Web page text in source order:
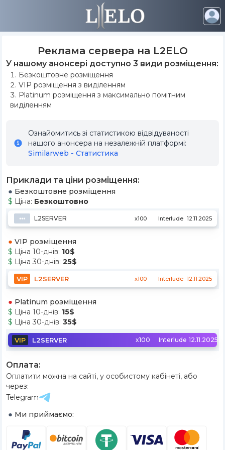
Реклама сервера на L2ELO
У нашому анонсері доступно 3 види розміщення:
Безкоштовне розміщення
VIP розміщення з виділенням
Platinum розміщення з максимально помітним
виділенням
Ознайомитись зі статистикою відвідуваності
нашого анонсера на незалежній платформі:
Similarweb - Статистика
Приклади та ціни розміщення:
Безкоштовне розміщення
Ціна: Безкоштовно
⦁⦁⦁ L2SERVER x100 Interlude 12.11.2025
VIP розміщення
Ціна 10-днів: 10$
Ціна 30-днів: 25$
VIP L2SERVER x100 Interlude 12.11.2025
Platinum розміщення
Ціна 10-днів: 15$
Ціна 30-днів: 35$
VIP L2SERVER x100 Interlude 12.11.2025
Оплата:
Оплатити можна на сайті, у особистому кабінеті, або
через:
Telegram
Ми приймаємо: